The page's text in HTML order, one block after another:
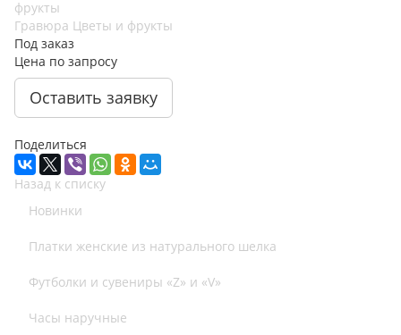
Гравюра Цветы и фрукты
Под заказ
Цена по запросу
Оставить заявку
Поделиться
Назад к списку
Новинки
Платки женские из натурального шелка
Футболки и сувениры «Z» и «V»
Часы наручные